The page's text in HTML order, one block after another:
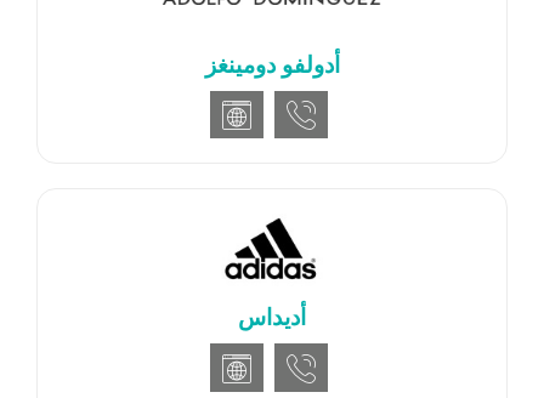
أدولفو دومينغز
أديداس